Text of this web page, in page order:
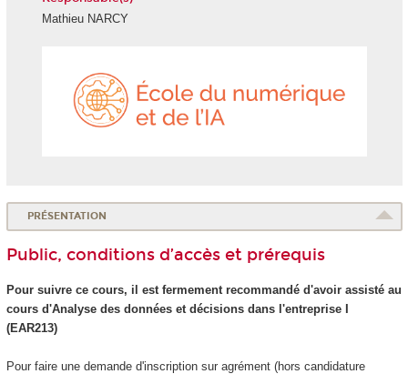
Mathieu NARCY
PRÉSENTATION
Public, conditions d’accès et prérequis
Pour suivre ce cours, il est fermement recommandé d'avoir assisté au
cours d'Analyse des données et décisions dans l'entreprise I
(EAR213)
Pour faire une demande d'inscription sur agrément (hors candidature